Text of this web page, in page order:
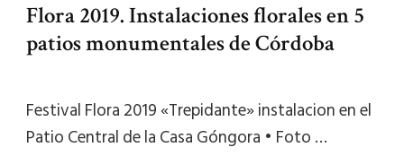
Flora 2019. Instalaciones florales en 5
patios monumentales de Córdoba
Festival Flora 2019 «Trepidante» instalacion en el
Patio Central de la Casa Góngora • Foto …